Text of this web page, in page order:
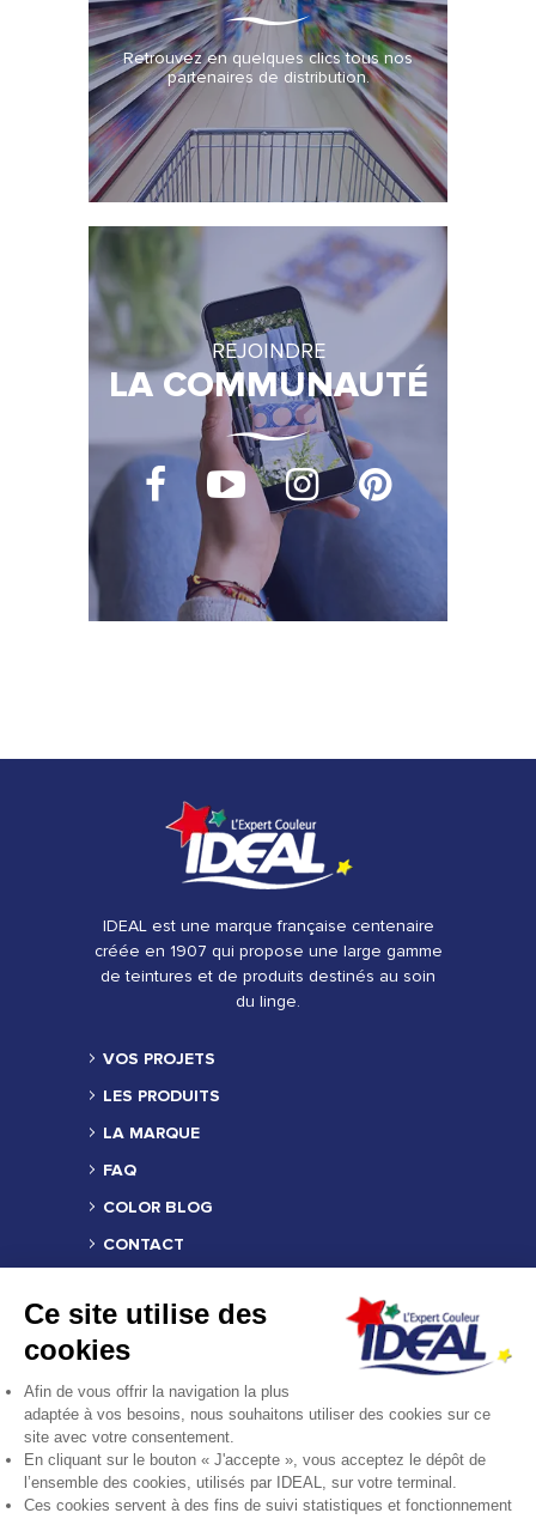
Retrouvez en quelques clics tous nos
partenaires de distribution.
REJOINDRE
LA COMMUNAUTÉ
IDEAL est une marque française centenaire
créée en 1907 qui propose une large gamme
de teintures et de produits destinés au soin
du linge.
VOS PROJETS
LES PRODUITS
LA MARQUE
FAQ
COLOR BLOG
CONTACT
MENTIONS LÉGALES
COMPOSITION DES PRODUITS
FICHE PRODUIT RELATIVE AUX QUALITÉS
OU CARACTÉRISTIQUES
ENVIRONNEMENTALES
Ce site utilise des
cookies
Afin de vous offrir la navigation la plus
adaptée à vos besoins, nous souhaitons utiliser des cookies sur ce
site avec votre consentement.
En cliquant sur le bouton « J'accepte », vous acceptez le dépôt de
l’ensemble des cookies, utilisés par IDEAL, sur votre terminal.
Ces cookies servent à des fins de suivi statistiques et fonctionnement